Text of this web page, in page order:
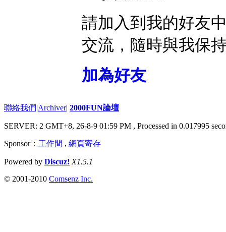
請加入到我的好友
交流，隨時與我保
加為好友
聯絡我們|Archiver| 2000FUN論壇
SERVER: 2 GMT+8, 26-8-9 01:59 PM , Processed in 0.017995
Sponsor： 工作間 , 網頁寄存
Powered by Discuz! X1.5.1
© 2001-2010 Comsenz Inc.